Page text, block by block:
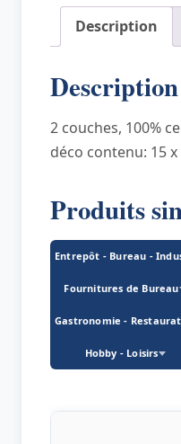
203
mm,
W,
extra
Description
Description
2 couches, 100%
déco contenu: 15
Produits
Entrepôt - Bureau -
Fournitures de Bureau
Gastronomie -
Hobby - Loisirs